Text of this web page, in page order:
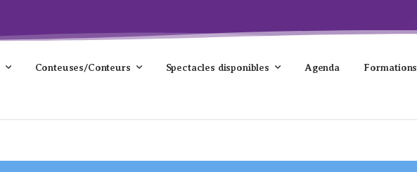
Conteuses/Conteurs Spectacles disponibles Agenda Formations